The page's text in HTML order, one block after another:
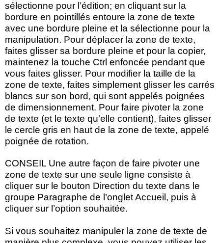
sélectionne pour l’édition; en cliquant sur la
bordure en pointillés entoure la zone de texte
avec une bordure pleine et la sélectionne pour la
manipulation. Pour déplacer la zone de texte,
faites glisser sa bordure pleine et pour la copier,
maintenez la touche Ctrl enfoncée pendant que
vous faites glisser. Pour modifier la taille de la
zone de texte, faites simplement glisser les carrés
blancs sur son bord, qui sont appelés poignées
de dimensionnement. Pour faire pivoter la zone
de texte (et le texte qu’elle contient), faites glisser
le cercle gris en haut de la zone de texte, appelé
poignée de rotation.
CONSEIL Une autre façon de faire pivoter une
zone de texte sur une seule ligne consiste à
cliquer sur le bouton Direction du texte dans le
groupe Paragraphe de l’onglet Accueil, puis à
cliquer sur l’option souhaitée.
Si vous souhaitez manipuler la zone de texte de